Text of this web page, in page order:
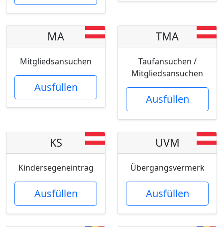
MA
Mitgliedsansuchen
Ausfüllen
TMA
Taufansuchen /
Mitgliedsansuchen
Ausfüllen
KS
Kindersegeneintrag
Ausfüllen
UVM
Übergangsvermerk
Ausfüllen